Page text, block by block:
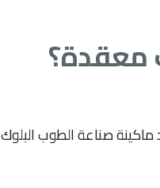
معقدة؟
ماكينة صناعة الطوب البلوك